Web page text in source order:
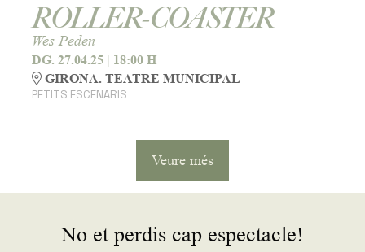
ROLLER-COASTER
Wes Peden
DG. 27.04.25 | 18:00 H
GIRONA. TEATRE MUNICIPAL
PETITS ESCENARIS
Veure més
No et perdis cap espectacle!